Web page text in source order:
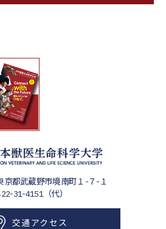
京都武蔵野市境南町１-７-１
31-4151（代）
交通アクセス